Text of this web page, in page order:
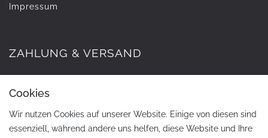
Impressum
ZAHLUNG & VERSAND
Cookies
Wir nutzen Cookies auf unserer Website. Einige von diesen sind
essenziell, während andere uns helfen, diese Website und Ihre